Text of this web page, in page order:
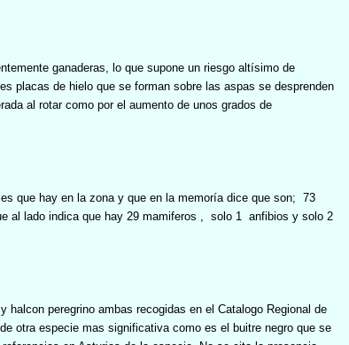
ganaderas, lo que supone un riesgo altísimo de
placas de hielo que se forman sobre las aspas se desprenden
al rotar como por el aumento de unos grados de
que hay en la zona y que en la memoría dice que son; 73
al lado indica que hay 29 mamiferos , solo 1
anfibios y solo 2
peregrino ambas recogidas en el Catalogo Regional de
otra especie mas significativa como es el buitre negro que se